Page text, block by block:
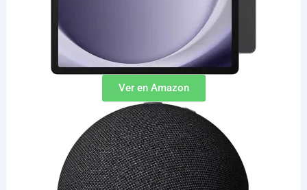
Ver en Amazon